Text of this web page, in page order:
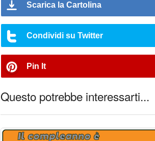
Scarica la Cartolina
Condividi su Twitter
Pin It
Questo potrebbe interessarti...